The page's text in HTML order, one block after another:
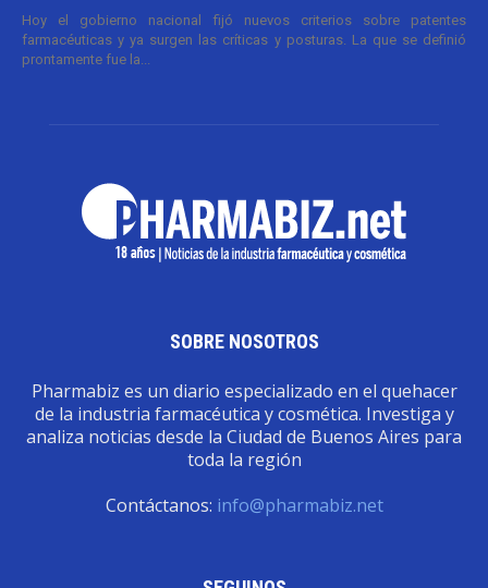
Hoy el gobierno nacional fijó nuevos criterios sobre patentes
farmacéuticas y ya surgen las críticas y posturas. La que se definió
prontamente fue la...
SOBRE NOSOTROS
Pharmabiz es un diario especializado en el quehacer
de la industria farmacéutica y cosmética. Investiga y
analiza noticias desde la Ciudad de Buenos Aires para
toda la región
Contáctanos: info@pharmabiz.net